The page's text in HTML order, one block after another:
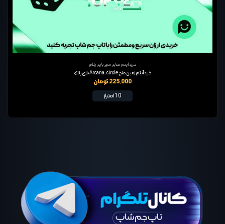
خرید آیتم های منچ بازی پلاتو
خرید آیتم زمین منچ Arcana-circle بازی پلاتو
225,000 تومان
10 امتیاز